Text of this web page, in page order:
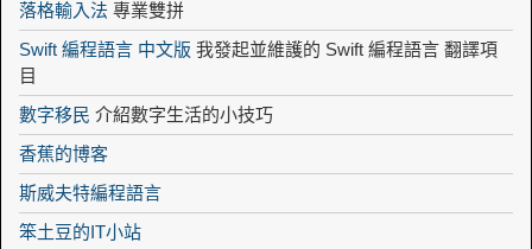
落格輸入法 專業雙拼
Swift 編程語言 中文版 我發起並維護的 Swift 編程語言 翻譯項
目
數字移民 介紹數字生活的小技巧
香蕉的博客
斯威夫特編程語言
笨土豆的IT小站